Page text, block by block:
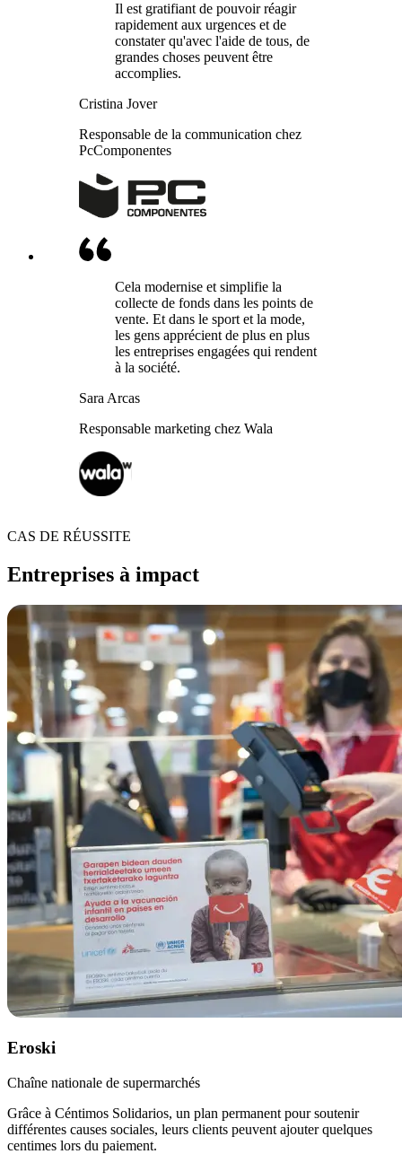
Il est gratifiant de pouvoir réagir
rapidement aux urgences et de
constater qu'avec l'aide de tous, de
grandes choses peuvent être
accomplies.
Cristina Jover
Responsable de la communication chez
PcComponentes
Cela modernise et simplifie la
collecte de fonds dans les points de
vente. Et dans le sport et la mode,
les gens apprécient de plus en plus
les entreprises engagées qui rendent
à la société.
Sara Arcas
Responsable marketing chez Wala
CAS DE RÉUSSITE
Entreprises à impact
Eroski
Chaîne nationale de supermarchés
Grâce à Céntimos Solidarios, un plan permanent pour soutenir
différentes causes sociales, leurs clients peuvent ajouter quelques
centimes lors du paiement.